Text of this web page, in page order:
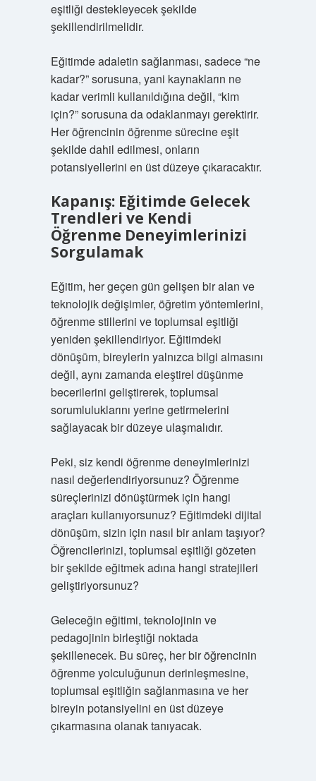
eşitliği destekleyecek şekilde
şekillendirilmelidir.
Eğitimde adaletin sağlanması, sadece “ne
kadar?” sorusuna, yani kaynakların ne
kadar verimli kullanıldığına değil, “kim
için?” sorusuna da odaklanmayı gerektirir.
Her öğrencinin öğrenme sürecine eşit
şekilde dahil edilmesi, onların
potansiyellerini en üst düzeye çıkaracaktır.
Kapanış: Eğitimde Gelecek
Trendleri ve Kendi
Öğrenme Deneyimlerinizi
Sorgulamak
Eğitim, her geçen gün gelişen bir alan ve
teknolojik değişimler, öğretim yöntemlerini,
öğrenme stillerini ve toplumsal eşitliği
yeniden şekillendiriyor. Eğitimdeki
dönüşüm, bireylerin yalnızca bilgi almasını
değil, aynı zamanda eleştirel düşünme
becerilerini geliştirerek, toplumsal
sorumluluklarını yerine getirmelerini
sağlayacak bir düzeye ulaşmalıdır.
Peki, siz kendi öğrenme deneyimlerinizi
nasıl değerlendiriyorsunuz? Öğrenme
süreçlerinizi dönüştürmek için hangi
araçları kullanıyorsunuz? Eğitimdeki dijital
dönüşüm, sizin için nasıl bir anlam taşıyor?
Öğrencilerinizi, toplumsal eşitliği gözeten
bir şekilde eğitmek adına hangi stratejileri
geliştiriyorsunuz?
Geleceğin eğitimi, teknolojinin ve
pedagojinin birleştiği noktada
şekillenecek. Bu süreç, her bir öğrencinin
öğrenme yolculuğunun derinleşmesine,
toplumsal eşitliğin sağlanmasına ve her
bireyin potansiyelini en üst düzeye
çıkarmasına olanak tanıyacak.